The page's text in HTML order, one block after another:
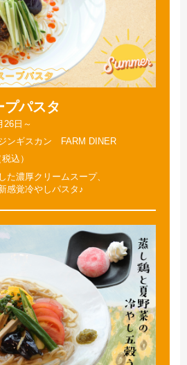
プパスタ
26日～
ンギスカン FARM DINER
込）
た濃厚クリームスープ、
感覚冷やしパスタ♪